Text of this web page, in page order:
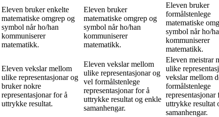
Eleven bruker enkelte
matematiske omgrep og
symbol når ho/han
kommuniserer
matematikk.
Eleven bruker
matematiske omgrep og
symbol når ho/han
kommuniserer
matematikk.
Eleven bruker
formålstenlege
matematiske
symbol når ho/
kommuniserer
matematikk.
Eleven vekslar mellom
ulike representasjonar og
bruker nokre
representasjonar for å
uttrykke resultat.
Eleven vekslar mellom
ulike representasjonar og
vel formålstenlege
representasjonar for å
uttrykke resultat og enkle
samanhengar.
Eleven meistrar
ulike
vekslar mellom
formålstenlege
representasjonar
uttrykke resultat
samanhengar.